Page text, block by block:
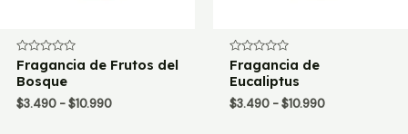
Valorado
con
0
de
5
Fragancia de Frutos del
Bosque
$3.490 - $10.990Rango
Valorado
con
0
de
5
Fragancia de
Eucaliptus
$3.490 - $10.990Rango